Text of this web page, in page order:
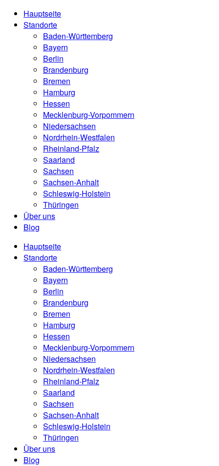
Hauptseite
Standorte
Baden-Württemberg
Bayern
Berlin
Brandenburg
Bremen
Hamburg
Hessen
Mecklenburg-Vorpommern
Niedersachsen
Nordrhein-Westfalen
Rheinland-Pfalz
Saarland
Sachsen
Sachsen-Anhalt
Schleswig-Holstein
Thüringen
Über uns
Blog
Hauptseite
Standorte
Baden-Württemberg
Bayern
Berlin
Brandenburg
Bremen
Hamburg
Hessen
Mecklenburg-Vorpommern
Niedersachsen
Nordrhein-Westfalen
Rheinland-Pfalz
Saarland
Sachsen
Sachsen-Anhalt
Schleswig-Holstein
Thüringen
Über uns
Blog